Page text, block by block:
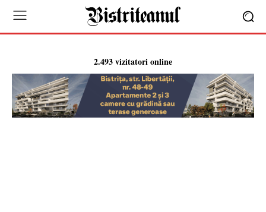
2.493 vizitatori online